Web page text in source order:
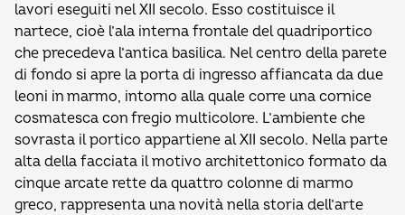
lavori eseguiti nel XII secolo. Esso costituisce il
nartece, cioè l’ala interna frontale del quadriportico
che precedeva l’antica basilica. Nel centro della parete
di fondo si apre la porta di ingresso affiancata da due
leoni in marmo, intorno alla quale corre una cornice
cosmatesca con fregio multicolore. L’ambiente che
sovrasta il portico appartiene al XII secolo. Nella parte
alta della facciata il motivo architettonico formato da
cinque arcate rette da quattro colonne di marmo
greco, rappresenta una novità nella storia dell’arte